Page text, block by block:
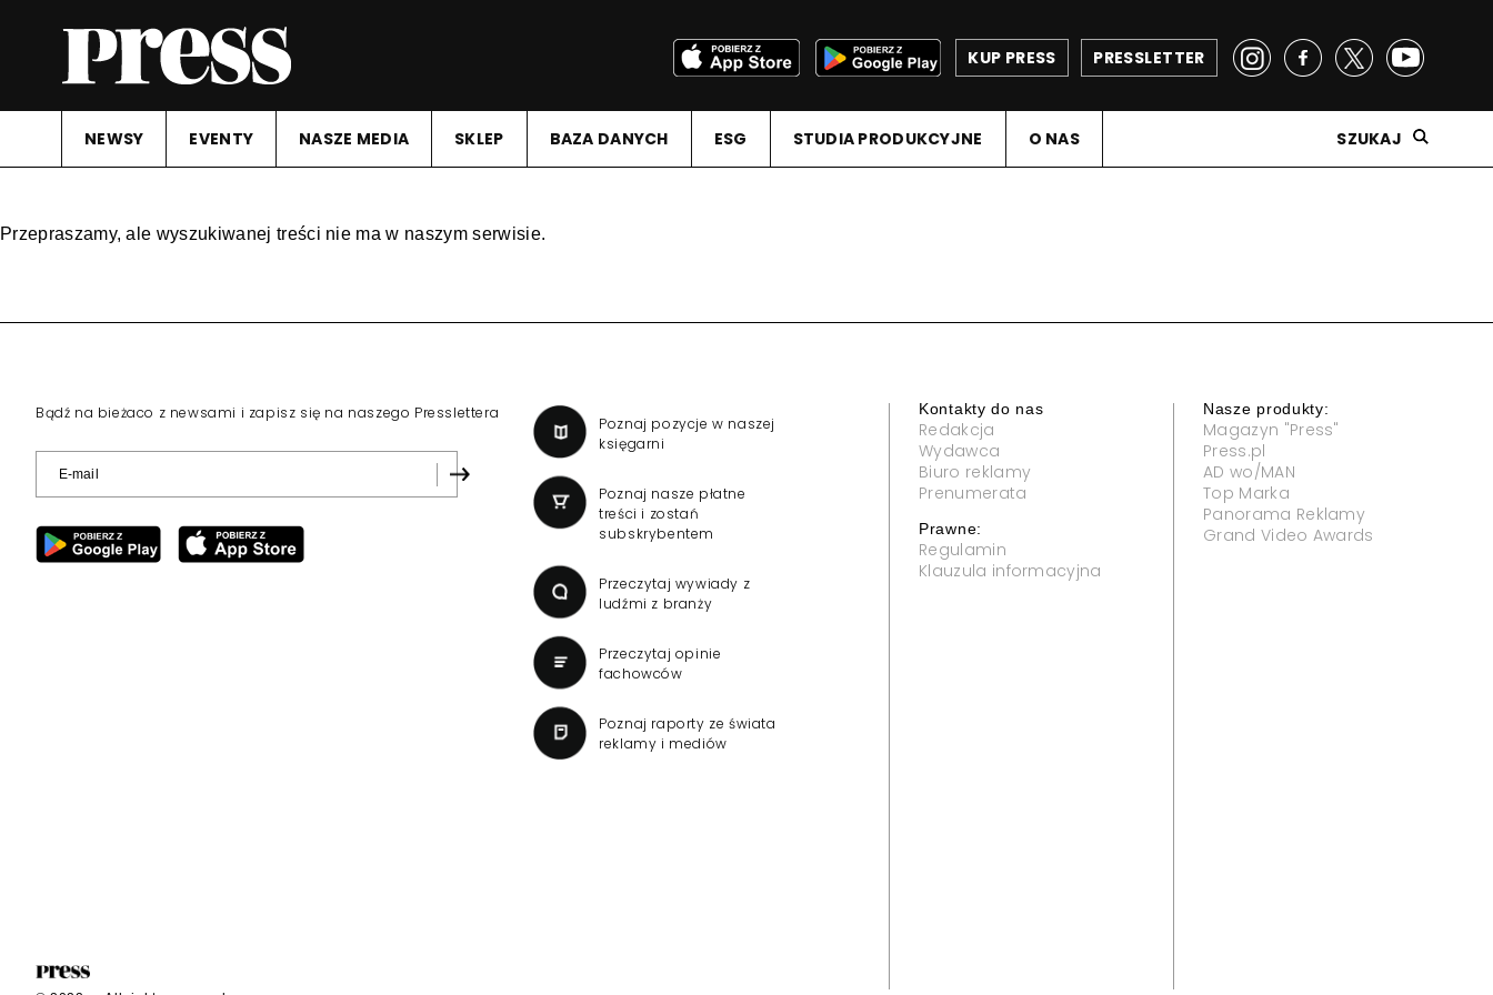
PRESSLETTER
KUP PRESS
NEWSY EVENTY NASZE MEDIA SKLEP BAZA DANYCH ESG STUDIA PRODUKCYJNE O NAS SZUKAJ
Przepraszamy, ale wyszukiwanej treści nie ma w naszym serwisie.
Bądź na bieżaco z newsami i zapisz się na naszego Presslettera
Poznaj pozycje w naszej
księgarni
Poznaj nasze płatne
treści i zostań
subskrybentem
Przeczytaj wywiady z
ludźmi z branży
Przeczytaj opinie
fachowców
Poznaj raporty ze świata
reklamy i mediów
Kontakty do nas
Redakcja
Wydawca
Biuro reklamy
Prenumerata
Prawne:
Regulamin
Klauzula informacyjna
Nasze produkty:
Magazyn "Press"
Press.pl
AD wo/MAN
Top Marka
Panorama Reklamy
Grand Video Awards